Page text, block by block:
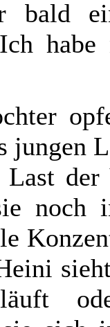
bald
jungen
Last
noch